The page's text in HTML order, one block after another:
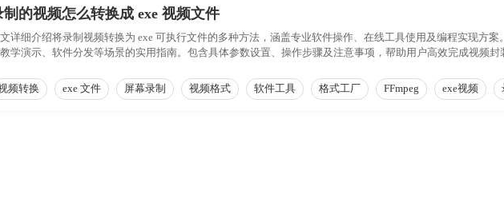
制的视频怎么转换成 exe 视频文件
详细介绍将录制视频转换为 exe 可执行文件的多种方法，涵盖专业软件操作、在线工具使用及编程实现方
学演示、软件分发等场景的实用指南。包含具体参数设置、操作步骤及注意事项，帮助用户高效完成视频封
频转换 exe 文件 屏幕录制 视频格式 软件工具 格式工厂 FFmpeg exe视频